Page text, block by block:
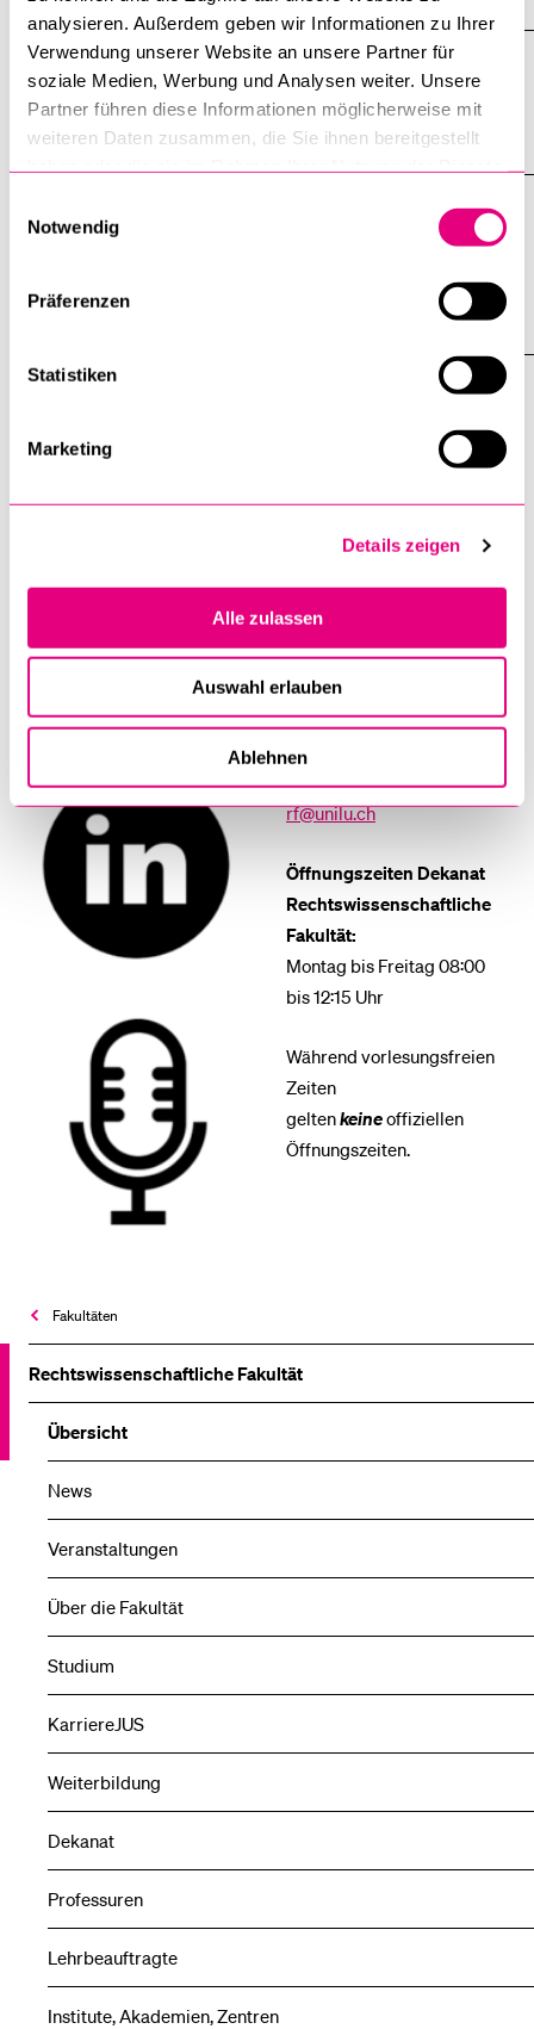
analysieren. Außerdem geben wir Informationen zu Ihrer
Verwendung unserer Website an unsere Partner für
soziale Medien, Werbung und Analysen weiter. Unsere
Partner führen diese Informationen möglicherweise mit
weiteren Daten zusammen, die Sie ihnen bereitgestellt
Notwendig
Präferenzen
Statistiken
Marketing
Details zeigen
Alle zulassen
Auswahl erlauben
Ablehnen
Fakultäten
Rechtswissenschaftliche Fakultät
Übersicht
News
Veranstaltungen
Über die Fakultät
Studium
KarriereJUS
Weiterbildung
Dekanat
Professuren
Lehrbeauftragte
Institute, Akademien, Zentren
Law and the Humanities World
1. – 2. September 2026
«Energie!» Lesung von Seraina
14. September 2026
Kontakt
Universität Luzern
Rechtswissenschaftliche
Frohburgstrasse 3, Raum
4.A04
Postfach
6002 Luzern
T +41 41 229 53 00
rf@unilu.ch
Öffnungszeiten Dekanat
Rechtswissenschaftliche
Fakultät:
Montag bis Freitag 08:00
bis 12:15 Uhr
Während vorlesungsfreien
Zeiten
geltenkeineoffiziellen
Öffnungszeiten.